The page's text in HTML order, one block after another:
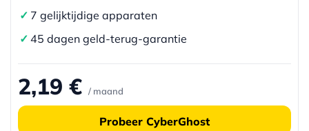
✓ 7 gelijktijdige apparaten
✓45 dagen geld-terug-garantie
2,19 € / maand
Probeer CyberGhost